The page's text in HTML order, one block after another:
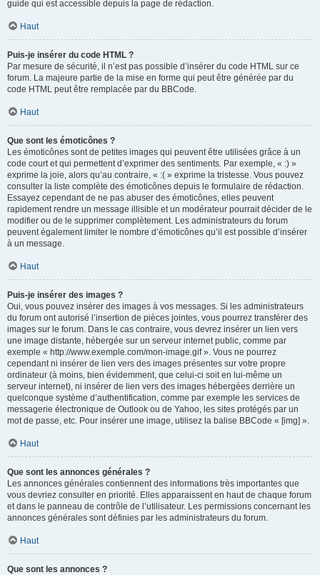
guide qui est accessible depuis la page de rédaction.
Haut
Puis-je insérer du code HTML ?
Par mesure de sécurité, il n’est pas possible d’insérer du code HTML sur ce
forum. La majeure partie de la mise en forme qui peut être générée par du
code HTML peut être remplacée par du BBCode.
Haut
Que sont les émoticônes ?
Les émoticônes sont de petites images qui peuvent être utilisées grâce à un
code court et qui permettent d’exprimer des sentiments. Par exemple, « :) »
exprime la joie, alors qu’au contraire, « :( » exprime la tristesse. Vous pouvez
consulter la liste complète des émoticônes depuis le formulaire de rédaction.
Essayez cependant de ne pas abuser des émoticônes, elles peuvent
rapidement rendre un message illisible et un modérateur pourrait décider de le
modifier ou de le supprimer complètement. Les administrateurs du forum
peuvent également limiter le nombre d’émoticônes qu’il est possible d’insérer
à un message.
Haut
Puis-je insérer des images ?
Oui, vous pouvez insérer des images à vos messages. Si les administrateurs
du forum ont autorisé l’insertion de pièces jointes, vous pourrez transférer des
images sur le forum. Dans le cas contraire, vous devrez insérer un lien vers
une image distante, hébergée sur un serveur internet public, comme par
exemple « http://www.exemple.com/mon-image.gif ». Vous ne pourrez
cependant ni insérer de lien vers des images présentes sur votre propre
ordinateur (à moins, bien évidemment, que celui-ci soit en lui-même un
serveur internet), ni insérer de lien vers des images hébergées derrière un
quelconque système d’authentification, comme par exemple les services de
messagerie électronique de Outlook ou de Yahoo, les sites protégés par un
mot de passe, etc. Pour insérer une image, utilisez la balise BBCode « [img] ».
Haut
Que sont les annonces générales ?
Les annonces générales contiennent des informations très importantes que
vous devriez consulter en priorité. Elles apparaissent en haut de chaque forum
et dans le panneau de contrôle de l’utilisateur. Les permissions concernant les
annonces générales sont définies par les administrateurs du forum.
Haut
Que sont les annonces ?